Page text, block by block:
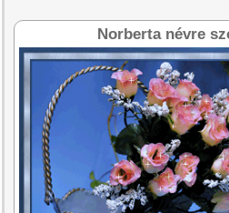
Norberta névre